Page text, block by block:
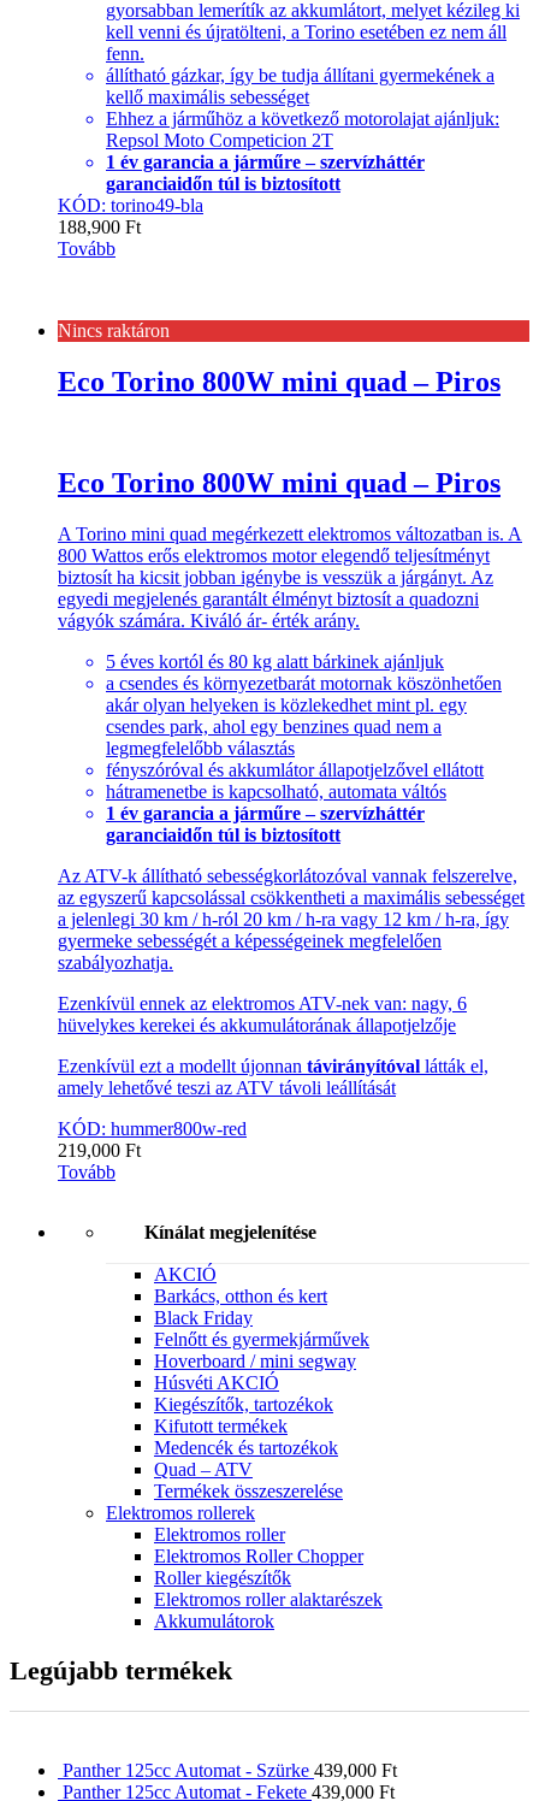
gyorsabban lemerítík az akkumlátort, melyet kézileg ki
kell venni és újratölteni, a Torino esetében ez nem áll
fenn.
állítható gázkar, így be tudja állítani gyermekének a
kellő maximális sebességet
Ehhez a járműhöz a következő motorolajat ajánljuk:
Repsol Moto Competicion 2T
1 év garancia a járműre – szervízháttér
garanciaidőn túl is biztosított
KÓD: torino49-bla
188,900 Ft
Tovább
Nincs raktáron
Eco Torino 800W mini quad – Piros
Eco Torino 800W mini quad – Piros
A Torino mini quad megérkezett elektromos változatban is. A
800 Wattos erős elektromos motor elegendő teljesítményt
biztosít ha kicsit jobban igénybe is vesszük a járgányt. Az
egyedi megjelenés garantált élményt biztosít a quadozni
vágyók számára. Kiváló ár- érték arány.
5 éves kortól és 80 kg alatt bárkinek ajánljuk
a csendes és környezetbarát motornak köszönhetően
akár olyan helyeken is közlekedhet mint pl. egy
csendes park, ahol egy benzines quad nem a
legmegfelelőbb választás
fényszóróval és akkumlátor állapotjelzővel ellátott
hátramenetbe is kapcsolható, automata váltós
1 év garancia a járműre – szervízháttér
garanciaidőn túl is biztosított
Az ATV-k állítható sebességkorlátozóval vannak felszerelve,
az egyszerű kapcsolással csökkentheti a maximális sebességet
a jelenlegi 30 km / h-ról 20 km / h-ra vagy 12 km / h-ra, így
gyermeke sebességét a képességeinek megfelelően
szabályozhatja.
Ezenkívül ennek az elektromos ATV-nek van: nagy, 6
hüvelykes kerekei és akkumulátorának állapotjelzője
Ezenkívül ezt a modellt újonnan távirányítóval látták el,
amely lehetővé teszi az ATV távoli leállítását
KÓD: hummer800w-red
219,000 Ft
Tovább
Kínálat megjelenítése
AKCIÓ
Barkács, otthon és kert
Black Friday
Felnőtt és gyermekjárművek
Hoverboard / mini segway
Húsvéti AKCIÓ
Kiegészítők, tartozékok
Kifutott termékek
Medencék és tartozékok
Quad – ATV
Termékek összeszerelése
Elektromos rollerek
Elektromos roller
Elektromos Roller Chopper
Roller kiegészítők
Elektromos roller alaktarészek
Akkumulátorok
Legújabb termékek
Panther 125cc Automat - Szürke 439,000 Ft
Panther 125cc Automat - Fekete 439,000 Ft